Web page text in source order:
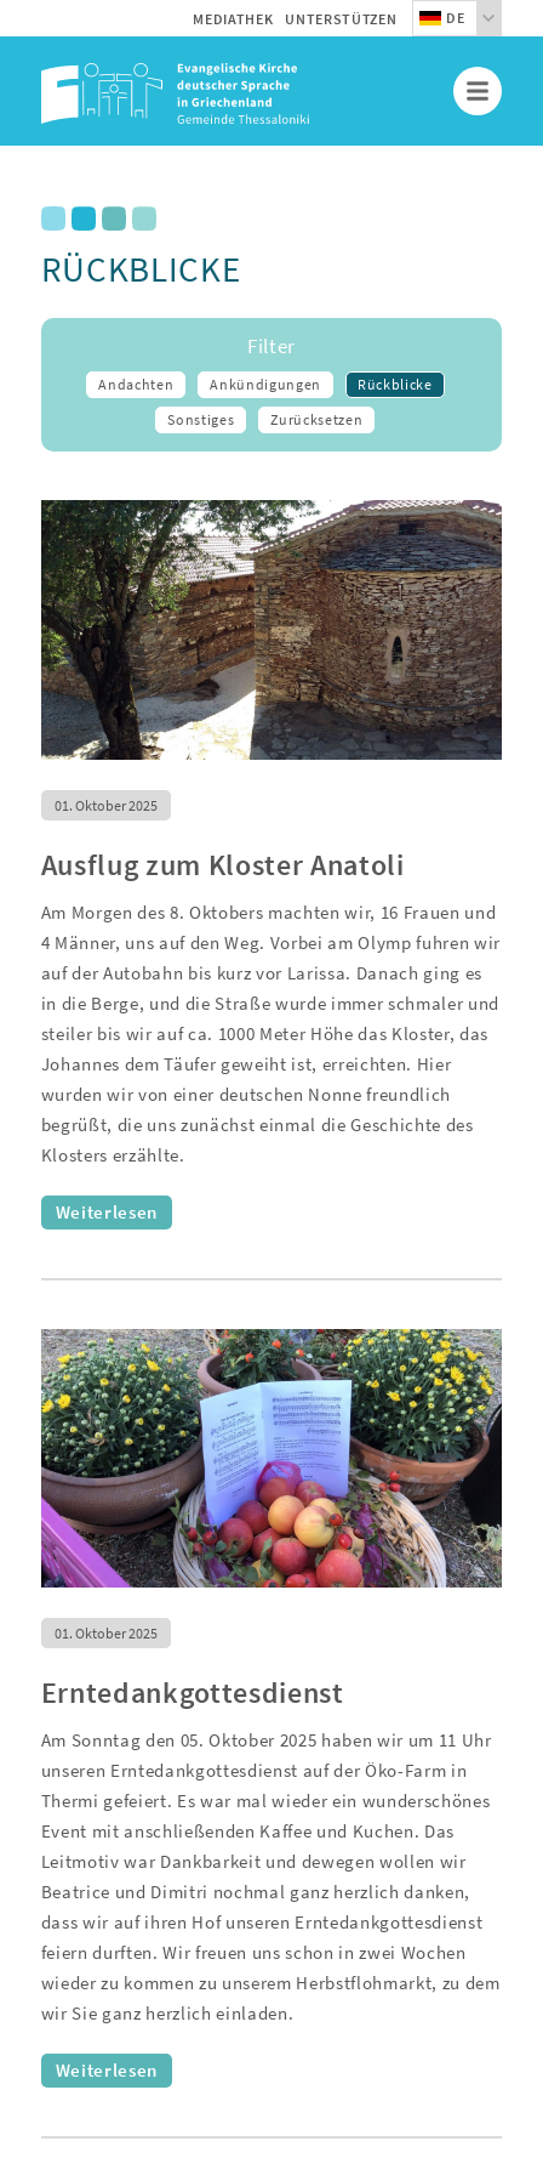
MEDIATHEK UNTERSTÜTZEN DE
RÜCKBLICKE
Filter
Andachten Ankündigungen
Rückblicke
Sonstiges
Zurücksetzen
01. Oktober 2025
Ausflug zum Kloster Anatoli
Am Morgen des 8. Oktobers machten wir, 16 Frauen und
4 Männer, uns auf den Weg. Vorbei am Olymp fuhren wir
auf der Autobahn bis kurz vor Larissa. Danach ging es
in die Berge, und die Straße wurde immer schmaler und
steiler bis wir auf ca. 1000 Meter Höhe das Kloster, das
Johannes dem Täufer geweiht ist, erreichten. Hier
wurden wir von einer deutschen Nonne freundlich
begrüßt, die uns zunächst einmal die Geschichte des
Klosters erzählte.
Weiterlesen
01. Oktober 2025
Erntedankgottesdienst
Am Sonntag den 05. Oktober 2025 haben wir um 11 Uhr
unseren Erntedankgottesdienst auf der Öko-Farm in
Thermi gefeiert. Es war mal wieder ein wunderschönes
Event mit anschließenden Kaffee und Kuchen. Das
Leitmotiv war Dankbarkeit und dewegen wollen wir
Beatrice und Dimitri nochmal ganz herzlich danken,
dass wir auf ihren Hof unseren Erntedankgottesdienst
feiern durften. Wir freuen uns schon in zwei Wochen
wieder zu kommen zu unserem Herbstflohmarkt, zu dem
wir Sie ganz herzlich einladen.
Weiterlesen